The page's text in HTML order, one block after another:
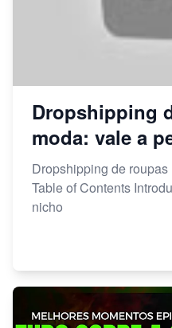
Dropshipping
moda: vale a
Dropshipping de
Table of Contents
nicho